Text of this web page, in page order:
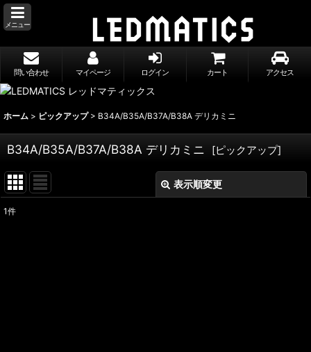
メニュー
問い合わせ マイページ ログイン カート アクセス
ホーム > ピックアップ > B34A/B35A/B37A/B38A デリカミニ
B34A/B35A/B37A/B38A デリカミニ [ピックアップ]
表示順変更
1件